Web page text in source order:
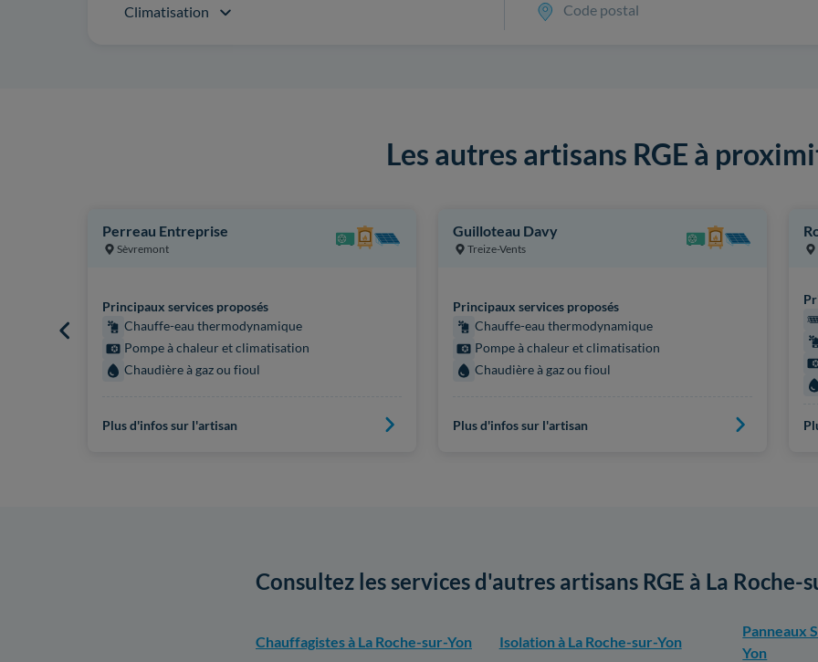
Climatisation Code postal
Les autres artisans RGE à
Perreau Entreprise
Sèvremont
Principaux services proposés
Chauffe-eau thermodynamique
Pompe à chaleur et climatisation
Chaudière à gaz ou fioul
Plus d'infos sur l'artisan
Guilloteau Davy
Treize-Vents
Principaux services proposés
Chauffe-eau thermodynamique
Pompe à chaleur et climatisation
Chaudière à gaz ou fioul
Plus d'infos sur l'artisan
Consultez les services d'autres artisans RGE à La Roche-
Chauffagistes à La Roche-sur-Yon Isolation à La Roche-sur-Yon
Panneaux
Yon